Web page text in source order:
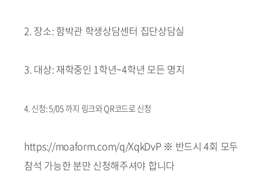
2. 장소: 함박관 학생상담센터 집단상담실
3. 대상: 재학중인 1학년~4학년 모든 명지
4. 신청: 5/05 까지 링크와 QR코드로 신청
https://moaform.com/q/XqkDvP ※ 반드시 4회 모두
참석 가능한 분만 신청해주셔야 합니다